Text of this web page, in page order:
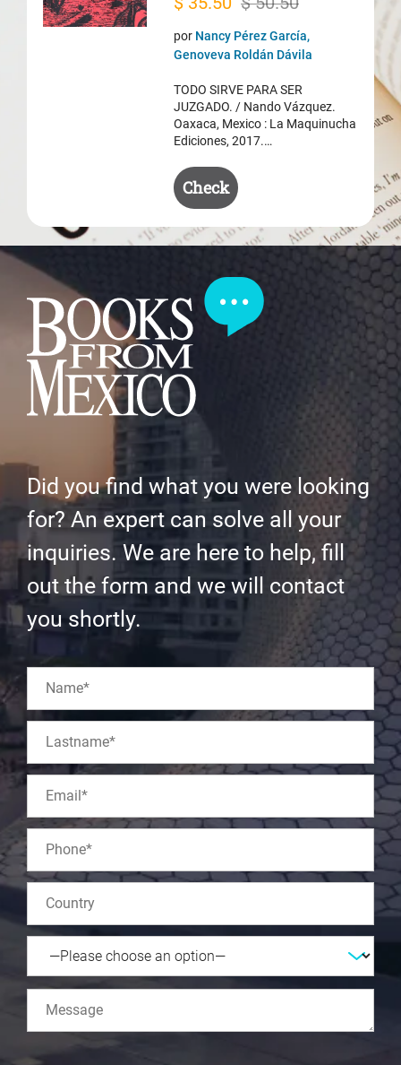
price
was:
$ 50.50.
price
is:
$ 35.50.
por Nancy Pérez García,
Genoveva Roldán Dávila
TODO SIRVE PARA SER
JUZGADO. / Nando Vázquez.
Oaxaca, Mexico : La Maquinucha
Ediciones, 2017.…
Check
Did you find what you were looking
for? An expert can solve all your
inquiries. We are here to help, fill
out the form and we will contact
you shortly.